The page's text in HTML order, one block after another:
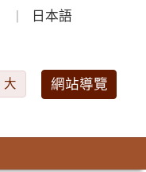
日本語
大 網站導覽